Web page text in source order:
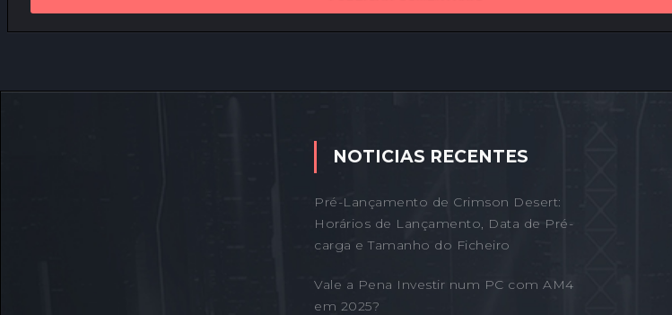
NOTICIAS RECENTES
Pré-Lançamento de Crimson Desert:
Horários de Lançamento, Data de Pré-
carga e Tamanho do Ficheiro
Vale a Pena Investir num PC com AM4
em 2025?